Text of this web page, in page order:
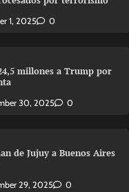
1, 2025 0
millones a Trump por
30, 2025 0
de Jujuy a Buenos Aires
29, 2025 0